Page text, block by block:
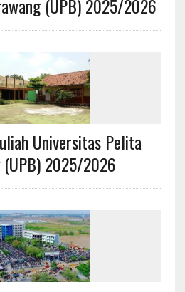
(UPB) 2025/2026
Universitas Pelita
(UPB) 2025/2026